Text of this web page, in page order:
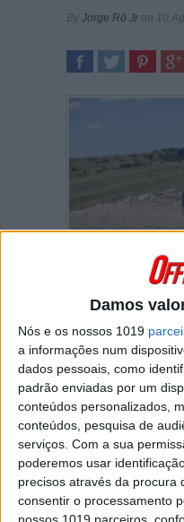
Damos
Nós e os nossos 1019
a informações num
dados pessoais, como
padrão enviadas por um
conteúdos personalizados,
conteúdos, pesquisa de
serviços. Com a sua
poderemos usar
precisos através da procura
consentir o processamento
nossos 1019 parceiros,
By Jorge Ró Jr on 10
num ótimo 8.º
ronda da Taça do
Extremamente
prova, o piloto da
cinco primeiros o
fora do top 5 mas
dever cumprido!
“Uma corrida
com alguns dos
muitos deles, são
tempo inteiro!”
Nelas.